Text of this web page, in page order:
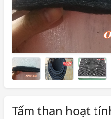
Tấm than hoạt